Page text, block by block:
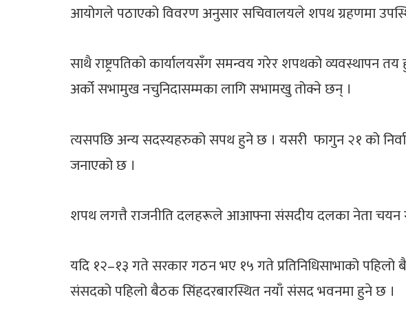
आयोगले पठाएको विवरण अनुसार सचिवालयले शपथ ग्रहणमा
साथै राष्ट्रपतिको कार्यालयसँग समन्वय गरेर शपथको व्यवस्थापन
अर्को सभामुख नचुनिदासम्मका लागि सभामखु तोक्ने छन् ।
त्यसपछि अन्य सदस्यहरुको सपथ हुने छ । यसरी फागुन २१ को
जनाएको छ ।
शपथ लगत्तै राजनीति दलहरूले आआफ्ना संसदीय दलका नेता चयन
यदि १२–१३ गते सरकार गठन भए १५ गते प्रतिनिधिसाभाको
संसदको पहिलो बैठक सिंहदरबारस्थित नयाँ संसद भवनमा हुने छ ।